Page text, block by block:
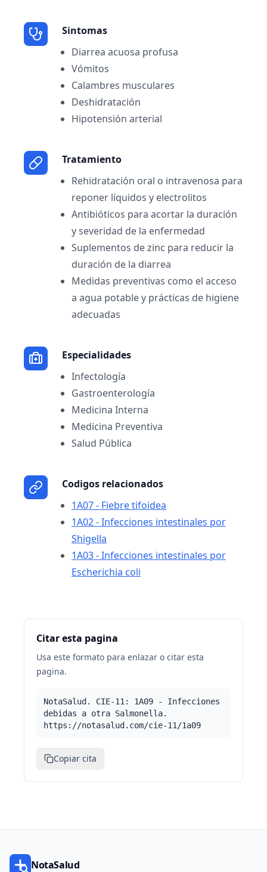
Sintomas
Diarrea acuosa profusa
Vómitos
Calambres musculares
Deshidratación
Hipotensión arterial
Tratamiento
Rehidratación oral o intravenosa para
reponer líquidos y electrolitos
Antibióticos para acortar la duración
y severidad de la enfermedad
Suplementos de zinc para reducir la
duración de la diarrea
Medidas preventivas como el acceso
a agua potable y prácticas de higiene
adecuadas
Especialidades
Infectología
Gastroenterología
Medicina Interna
Medicina Preventiva
Salud Pública
Codigos relacionados
1A07 - Fiebre tifoidea
1A02 - Infecciones intestinales por
Shigella
1A03 - Infecciones intestinales por
Escherichia coli
Citar esta pagina
Usa este formato para enlazar o citar esta
pagina.
NotaSalud. CIE-11: 1A09 - Infecciones
debidas a otra Salmonella.
https://notasalud.com/cie-11/1a09
Copiar cita
NotaSalud